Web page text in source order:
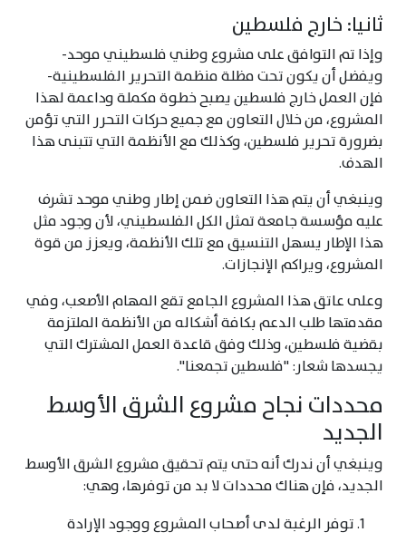
ثانيا: خارج فلسطين
وإذا تم التوافق على مشروع وطني فلسطيني موحد-
ويفضل أن يكون تحت مظلة منظمة التحرير الفلسطينية-
فإن العمل خارج فلسطين يصبح خطوة مكملة وداعمة لهذا
المشروع، من خلال التعاون مع جميع حركات التحرر التي تؤمن
بضرورة تحرير فلسطين، وكذلك مع الأنظمة التي تتبنى هذا
الهدف.
وينبغي أن يتم هذا التعاون ضمن إطار وطني موحد تشرف
عليه مؤسسة جامعة تمثل الكل الفلسطيني، لأن وجود مثل
هذا الإطار يسهل التنسيق مع تلك الأنظمة، ويعزز من قوة
المشروع، ويراكم الإنجازات.
وعلى عاتق هذا المشروع الجامع تقع المهام الأصعب، وفي
مقدمتها طلب الدعم بكافة أشكاله من الأنظمة الملتزمة
بقضية فلسطين، وذلك وفق قاعدة العمل المشترك التي
يجسدها شعار: "فلسطين تجمعنا".
محددات نجاح مشروع الشرق الأوسط
الجديد
وينبغي أن ندرك أنه حتى يتم تحقيق مشروع الشرق الأوسط
الجديد، فإن هناك محددات لا بد من توفرها، وهي:
توفر الرغبة لدى أصحاب المشروع ووجود الإرادة